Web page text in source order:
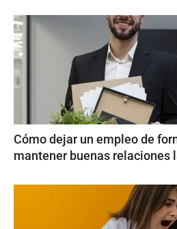
Cómo dejar un empleo de
mantener buenas relaciones